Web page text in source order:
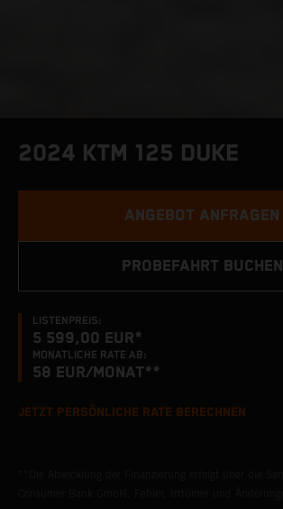
2024 KTM 125 DUKE
LISTENPREIS:
5 599,00 EUR*
MONATLICHE RATE AB:
58 EUR/MONAT**
ANGEBOT ANFRAGEN
PROBEFAHRT BUCHEN
JETZT PERSÖNLICHE RATE BERECHNEN